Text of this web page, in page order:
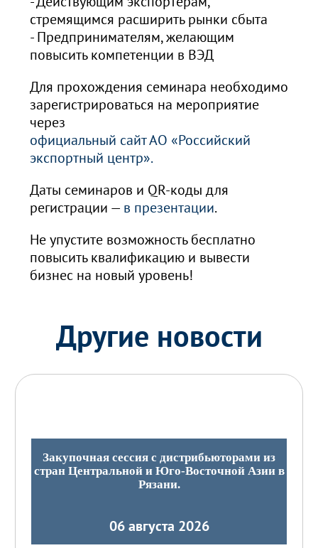
стремящимся расширить рынки сбыта
- Предпринимателям, желающим
повысить компетенции в ВЭД
Для прохождения семинара необходимо
зарегистрироваться на мероприятие
через
официальный сайт АО «Российский
экспортный центр».
Даты семинаров и QR-коды для
регистрации — в презентации.
Не упустите возможность бесплатно
повысить квалификацию и вывести
бизнес на новый уровень!
Другие новости
Закупочная сессия с дистрибьюторами из
стран Центральной и Юго-Восточной Азии в
Рязани.
06 августа 2026